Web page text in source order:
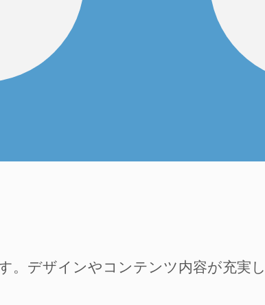
デザインやコンテンツ内容が充実